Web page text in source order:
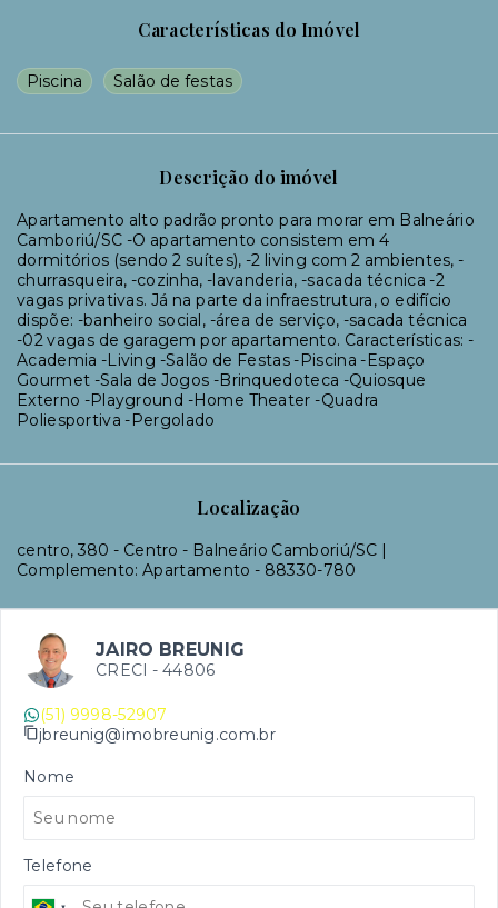
Características do Imóvel
Piscina Salão de festas
Descrição do imóvel
Apartamento alto padrão pronto para morar em Balneário
Camboriú/SC -O apartamento consistem em 4
dormitórios (sendo 2 suítes), -2 living com 2 ambientes, -
churrasqueira, -cozinha, -lavanderia, -sacada técnica -2
vagas privativas. Já na parte da infraestrutura, o edifício
dispõe: -banheiro social, -área de serviço, -sacada técnica
-02 vagas de garagem por apartamento. Características: -
Academia -Living -Salão de Festas -Piscina -Espaço
Gourmet -Sala de Jogos -Brinquedoteca -Quiosque
Externo -Playground -Home Theater -Quadra
Poliesportiva -Pergolado
Localização
centro, 380 - Centro - Balneário Camboriú/SC |
Complemento: Apartamento - 88330-780
JAIRO BREUNIG
CRECI - 44806
(51) 9998-52907
jbreunig@imobreunig.com.br
Nome
Telefone